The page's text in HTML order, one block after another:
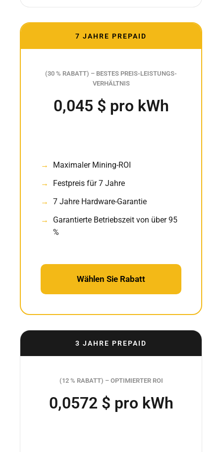
7 JAHRE PREPAID
(30 % RABATT) – BESTES PREIS-LEISTUNGS-
VERHÄLTNIS
0,045 $ pro kWh
Maximaler Mining-ROI
Festpreis für 7 Jahre
7 Jahre Hardware-Garantie
Garantierte Betriebszeit von über 95
%
Wählen Sie Rabatt
3 JAHRE PREPAID
(12 % RABATT) – OPTIMIERTER ROI
0,0572 $ pro kWh